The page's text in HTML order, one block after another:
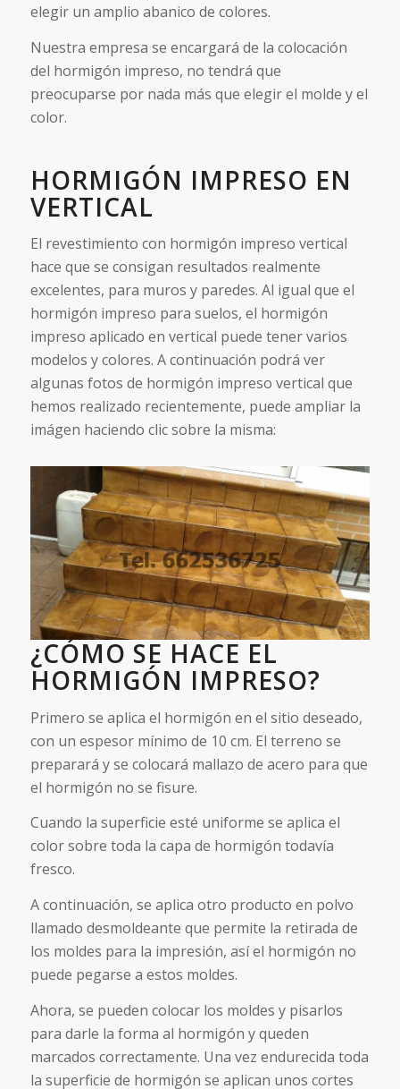
elegir un amplio abanico de colores.
Nuestra empresa se encargará de la colocación
del hormigón impreso, no tendrá que
preocuparse por nada más que elegir el molde y el
color.
HORMIGÓN IMPRESO EN
VERTICAL
El revestimiento con hormigón impreso vertical
hace que se consigan resultados realmente
excelentes, para muros y paredes. Al igual que el
hormigón impreso para suelos, el hormigón
impreso aplicado en vertical puede tener varios
modelos y colores. A continuación podrá ver
algunas fotos de hormigón impreso vertical que
hemos realizado recientemente, puede ampliar la
imágen haciendo clic sobre la misma:
¿CÓMO SE HACE EL
HORMIGÓN IMPRESO?
Primero se aplica el hormigón en el sitio deseado,
con un espesor mínimo de 10 cm. El terreno se
preparará y se colocará mallazo de acero para que
el hormigón no se fisure.
Cuando la superficie esté uniforme se aplica el
color sobre toda la capa de hormigón todavía
fresco.
A continuación, se aplica otro producto en polvo
llamado desmoldeante que permite la retirada de
los moldes para la impresión, así el hormigón no
puede pegarse a estos moldes.
Ahora, se pueden colocar los moldes y pisarlos
para darle la forma al hormigón y queden
marcados correctamente. Una vez endurecida toda
la superficie de hormigón se aplican unos cortes